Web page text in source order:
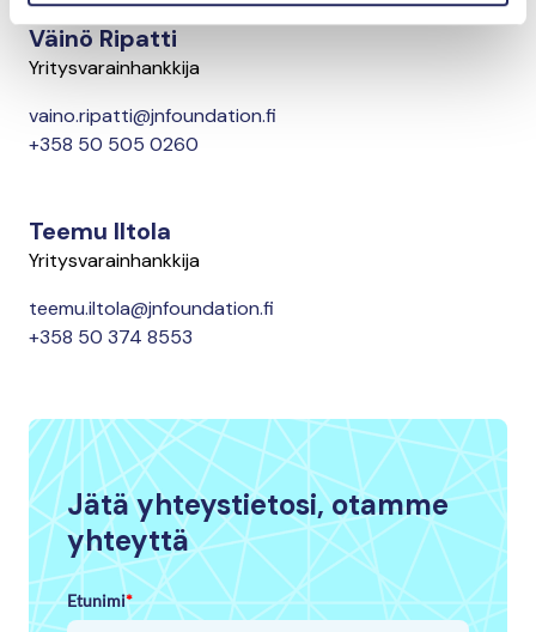
Väinö Ripatti
Yritysvarainhankkija
vaino.ripatti@jnfoundation.fi
+358 50 505 0260
Teemu Iltola
Yritysvarainhankkija
teemu.iltola@jnfoundation.fi
+358 50 374 8553
Jätä yhteystietosi, otamme
yhteyttä
Etunimi*